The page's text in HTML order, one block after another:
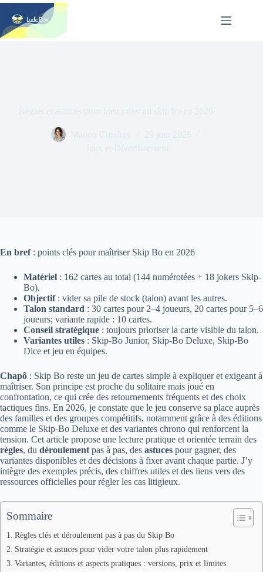
Passer
contenu
En bref: points clés pour maîtriser Skip Bo en 2026
Matériel : 162 cartes au total (144 numérotées + 18 jokers Skip-
Bo).
Objectif: vider sa pile de stock (talon) avant les autres.
Talon standard : 30 cartes pour 2–4 joueurs, 20 cartes pour 5–6
joueurs; variante rapide : 10 cartes.
Conseil stratégique : toujours prioriser la carte visible du talon.
Variantes utiles : Skip-Bo Junior, Skip-Bo Deluxe, Skip-Bo
Dice et jeu en équipes.
Chapô : Skip Bo reste un jeu de cartes simple à expliquer et exigeant à
maîtriser. Son principe est proche du solitaire mais joué en
confrontation, ce qui crée des retournements fréquents et des choix
tactiques fins. En 2026, je constate que le jeu conserve sa place auprès
des familles et des groupes compétitifs, notamment grâce à des éditions
comme le Skip-Bo Deluxe et des variantes chrono qui renforcent la
tension. Cet article propose une lecture pratique et orientée terrain des
règles, du déroulement pas à pas, des astuces pour gagner, des
variantes disponibles et des décisions à fixer avant chaque partie. J’y
intègre des exemples précis, des chiffres utiles et des liens vers des
ressources officielles pour régler les cas litigieux.
Sommaire
Règles clés et déroulement pas à pas du Skip Bo
Stratégie et astuces pour vider votre talon plus rapidement
Variantes, éditions et aspects pratiques : versions, prix et limites